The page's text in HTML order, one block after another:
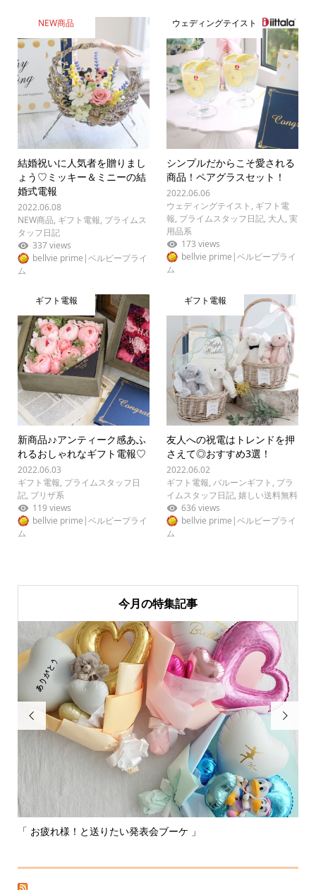
NEW商品
結婚祝いに人気者を贈りまし
ょう♡ミッキー＆ミニーの結
婚式電報
2022.06.08
NEW商品, ギフト電報, プライムス
タッフ日記
337 views
bellvie prime|ベルビープライ
ム
ウェディングテイスト
シンプルだからこそ愛される
商品！ペアグラスセット！
2022.06.06
ウェディングテイスト , ギフト電
報, プライムスタッフ日記, 大人,実
用品系
173 views
bellvie prime|ベルビープライ
ム
ギフト電報
新商品♪♪アンティーク感あふ
れるおしゃれなギフト電報♡
2022.06.03
ギフト電報, プライムスタッフ日
記, プリザ系
119 views
bellvie prime|ベルビープライ
ム
ギフト電報
友人への祝電はトレンドを押
さえて◎おすすめ3選！
2022.06.02
ギフト電報,バルーンギフト , プラ
イムスタッフ日記,嬉しい送料無料
636 views
bellvie prime|ベルビープライ
ム
今月の特集記事

「 お疲れ様！と送りたい発表会ブーケ 」
